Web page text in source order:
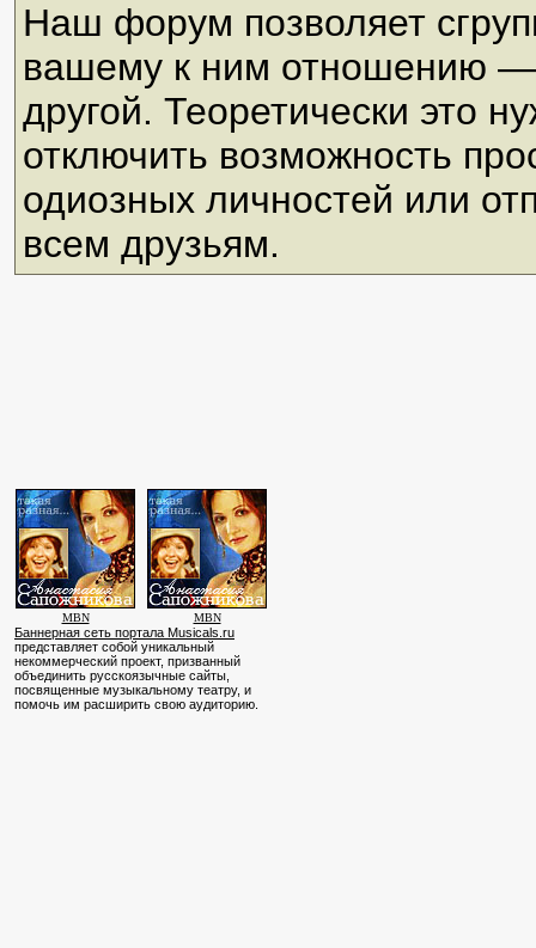
Наш форум позволяет
вашему к ним отношению —
другой. Теоретически это
отключить возможность
одиозных личностей или
всем друзьям.
MBN MBN
Баннерная сеть портала Musicals.ru
представляет собой уникальный
некоммерческий проект, призванный
объединить русскоязычные сайты,
посвященные музыкальному театру, и
помочь им расширить свою аудиторию.